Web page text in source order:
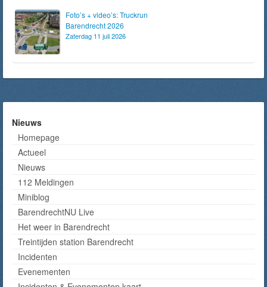
Foto’s + video’s: Truckrun
Barendrecht 2026
Zaterdag 11 juli 2026
Nieuws
Homepage
Actueel
Nieuws
112 Meldingen
Miniblog
BarendrechtNU Live
Het weer in Barendrecht
Treintijden station Barendrecht
Incidenten
Evenementen